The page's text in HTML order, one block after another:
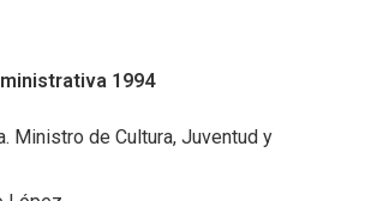
1994
Ministro de Cultura, Juventud y